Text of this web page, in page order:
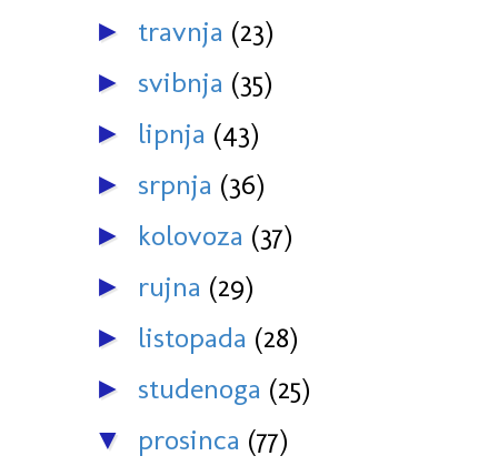
► travnja (23)
► svibnja (35)
► lipnja (43)
► srpnja (36)
► kolovoza (37)
► rujna (29)
► listopada (28)
► studenoga (25)
▼ prosinca (77)